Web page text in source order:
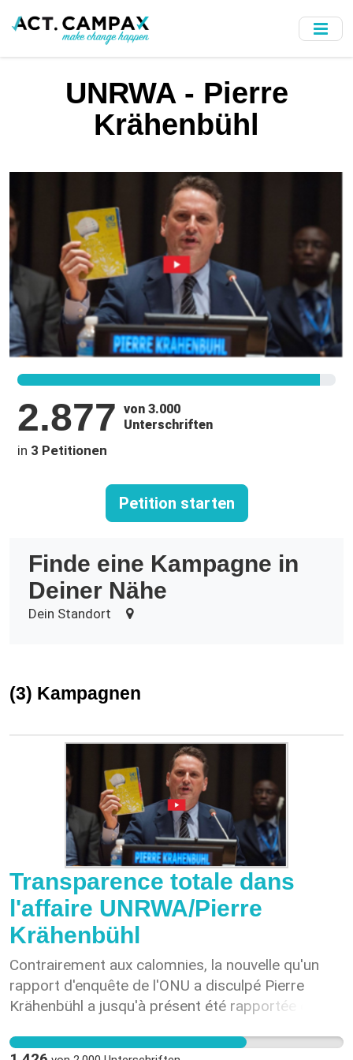
to
UNRWA - Pierre
Krähenbühl
2.877 von 3.000
Unterschriften
in 3 Petitionen
Petition starten
Finde eine Kampagne in
Deiner Nähe
Dein Standort
(3) Kampagnen
Transparence totale dans
l'affaire UNRWA/Pierre
Krähenbühl
Contrairement aux calomnies, la nouvelle qu'un
rapport d'enquête de l'ONU a disculpé Pierre
Krähenbühl a jusqu'à présent été rapportée de
EDA in Erklärungsnot: Der Fall Krähenbühl 27.